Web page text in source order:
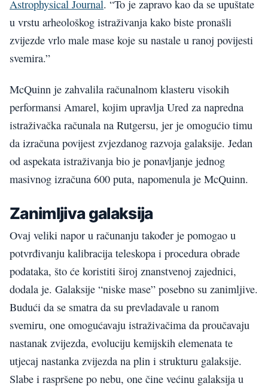
Astrophysical Journal. “To je zapravo kao da se upuštate
u vrstu arheološkog istraživanja kako biste pronašli
zvijezde vrlo male mase koje su nastale u ranoj povijesti
svemira.”
McQuinn je zahvalila računalnom klasteru visokih
performansi Amarel, kojim upravlja Ured za napredna
istraživačka računala na Rutgersu, jer je omogućio timu
da izračuna povijest zvjezdanog razvoja galaksije. Jedan
od aspekata istraživanja bio je ponavljanje jednog
masivnog izračuna 600 puta, napomenula je McQuinn.
Zanimljiva galaksija
Ovaj veliki napor u računanju također je pomogao u
potvrđivanju kalibracija teleskopa i procedura obrade
podataka, što će koristiti široj znanstvenoj zajednici,
dodala je. Galaksije “niske mase” posebno su zanimljive.
Budući da se smatra da su prevladavale u ranom
svemiru, one omogućavaju istraživačima da proučavaju
nastanak zvijezda, evoluciju kemijskih elemenata te
utjecaj nastanka zvijezda na plin i strukturu galaksije.
Slabe i raspršene po nebu, one čine većinu galaksija u